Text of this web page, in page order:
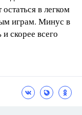
в легком
играм. Минус в
скорее всего